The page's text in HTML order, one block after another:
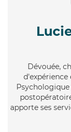
Dévouée,
d'expérience
apporte ses